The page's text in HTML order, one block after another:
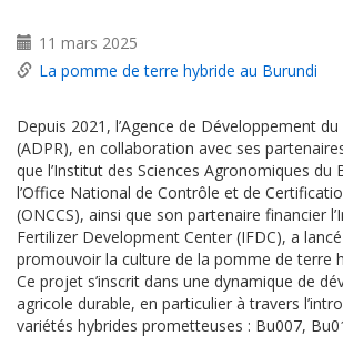
11 mars 2025
La pomme de terre hybride au Burundi
Depuis 2021, l’Agence de Développement du
(ADPR), en collaboration avec ses
que l’Institut des Sciences Agronomiques du
l’Office National de Contrôle et de
(ONCCS), ainsi que son partenaire financier
Fertilizer Development Center (IFDC), a
promouvoir la culture de la pomme de terre
Ce projet s’inscrit dans une dynamique de
agricole durable, en particulier à travers
variétés hybrides prometteuses : Bu007,